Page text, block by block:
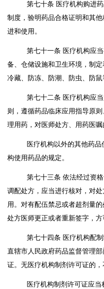
第七十条 医疗机构购进
制度，验明药品合格证明和其
进和使用。
第七十一条 医疗机构应
备、仓储设施和卫生环境，制
冷藏、防冻、防潮、防虫、防鼠
第七十二条 医疗机构应
则，遵循药品临床应用指导原
理用药，对医师处方、用药医嘱
医疗机构以外的其他药
构使用药品的规定。
第七十三条 依法经过资
调配处方，应当进行核对，对
用。对有配伍禁忌或者超剂量
处方医师更正或者重新签字，方
第七十四条 医疗机构配
直辖市人民政府药品监督管理
证。无医疗机构制剂许可证的，
医疗机构制剂许可证应当